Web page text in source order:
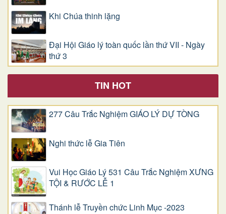
Khi Chúa thinh lặng
Đại Hội Giáo lý toàn quốc lần thứ VII - Ngày
thứ 3
TIN HOT
277 Câu Trắc Nghiệm GIÁO LÝ DỰ TÒNG
Nghi thức lễ Gia Tiên
Vui Học Giáo Lý 531 Câu Trắc Nghiệm XƯNG
TỘI & RƯỚC LỄ 1
Thánh lễ Truyền chức Linh Mục -2023